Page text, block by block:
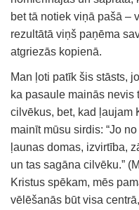
bet tā notiek viņā pašā –
rezultātā viņš paņēma
atgriezās kopienā.
Man ļoti patīk šis stāsts,
ka pasaule mainās nevis
cilvēkus, bet, kad ļaujam
mainīt mūsu sirdis: “Jo
ļaunas domas, izvirtība,
un tas sagāna cilvēku.”
Kristus spēkam, mēs
vēlēšanās būt visa